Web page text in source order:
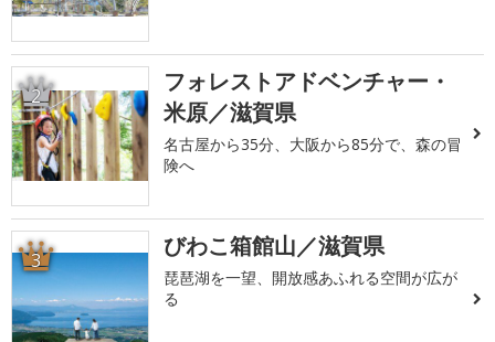
2
フォレストアドベンチャー・
米原／滋賀県
名古屋から35分、大阪から85分で、森の冒
険へ
3 びわこ箱館山／滋賀県
琵琶湖を一望、開放感あふれる空間が広が
る